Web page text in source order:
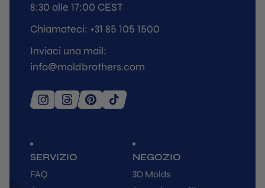
SERVIZIO
FAQ
NEGOZIO
3D Molds
8:30 alle 17:00 CEST
Chiamateci: +31 85 105 1500
Inviaci una mail:
info@moldbrothers.com